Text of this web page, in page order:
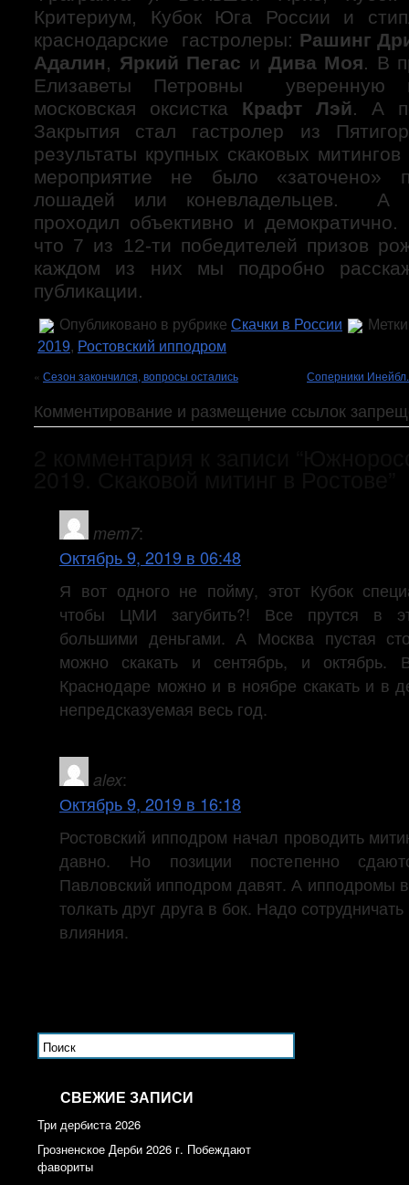
Критериум, Кубок Юга России и
краснодарские гастролеры: Рашинг
Адалин, Яркий Пегас и Дива Моя. В
Елизаветы Петровны уверенную
московская оксистка Крафт Лэй. А
Закрытия стал гастролер из
результаты крупных скаковых
мероприятие не было «заточено»
лошадей или коневладельцев. А
проходил объективно и демократично.
что 7 из 12-ти победителей призов
каждом из них мы подробно
публикации.
Опубликовано в рубрике Cкачки в России
2019, Ростовский ипподром
« Сезон закончился, вопросы остались Соперники
Комментирование и размещение ссылок
mem7:
Октябрь 9, 2019 в 06:48
Я вот одного не пойму, этот Кубок
чтобы ЦМИ загубить?! Все прутся в
большими деньгами. А Москва пустая
можно скакать и сентябрь, и октябрь.
Краснодаре можно и в ноябре скакать и в
непредсказуемая весь год.
alex:
Октябрь 9, 2019 в 16:18
Ростовский ипподром начал проводить
давно. Но позиции постепенно
Павловский ипподром давят. А ипподромы
толкать друг друга в бок. Надо
влияния.
СВЕЖИЕ ЗАПИСИ
Три дербиста 2026
Грозненское Дерби 2026 г. Побеждают
фавориты